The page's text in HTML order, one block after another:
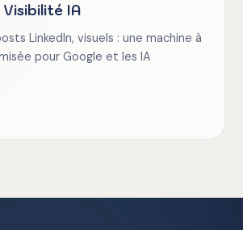
IA
LinkedIn, visuels : une machine à
pour Google et les IA